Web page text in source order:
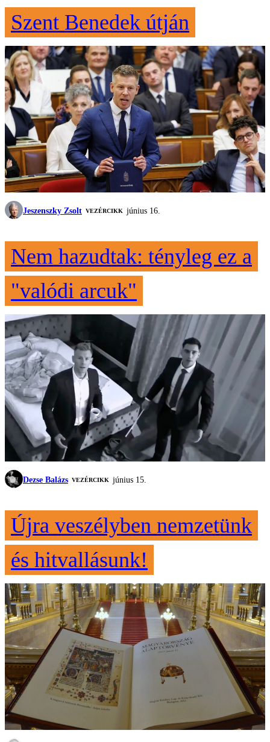
Szent Benedek útján
Jeszenszky Zsolt VEZÉRCIKK június 16.
Nem hazudtak: tényleg ez a
"valódi arcuk"
Dezse Balázs VEZÉRCIKK június 15.
Újra veszélyben nemzetünk
és hitvallásunk!